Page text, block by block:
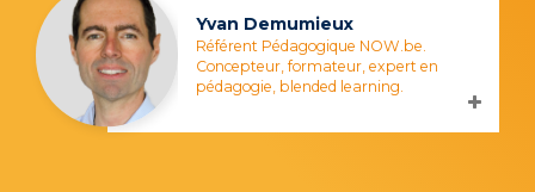
Yvan Demumieux
Référent Pédagogique NOW.be.
Concepteur, formateur, expert en
pédagogie, blended learning.